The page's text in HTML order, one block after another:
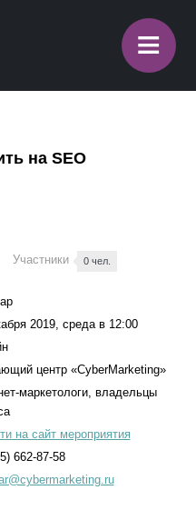
≡
на SEO
Участники 0 чел.
2019, среда в 12:00
центр «CyberMarketing»
маркетологи, владельцы
на сайт мероприятия
662-87-58